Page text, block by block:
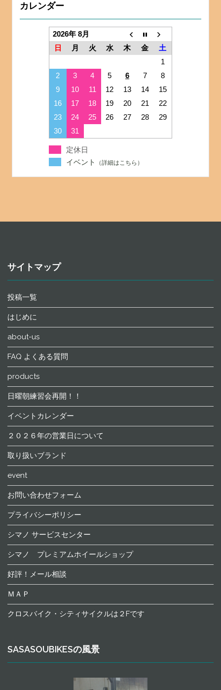
カレンダー
2026年 8月
日
月 火 水 木 金
土
1
2
3 4 5 6 7
8
9
10 11 12 13 14
15
16
17 18 19 20 21
22
23
24 25 26 27 28
29
30
31
定休日
イベント
サイトマップ
投稿一覧
はじめに
about-us
FAQ よくある質問
products
日曜朝練習会再開！！
イベントカレンダー
２０２６年の営業日について
取り扱いブランド
event
お問い合わせフォーム
プライバシーポリシー
シマノ サービスセンター
シマノ プレミアムホイールショップ
好評！メール相談
ＭＡＰ
クロスバイク・シティサイクルは２Fです
SASASOUBIKESの風景